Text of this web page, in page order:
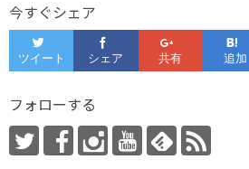
今すぐシェア
フォローする